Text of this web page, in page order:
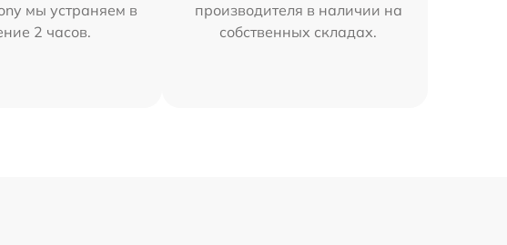
мы устраняем в
2 часов.
производителя в наличии на
собственных складах.